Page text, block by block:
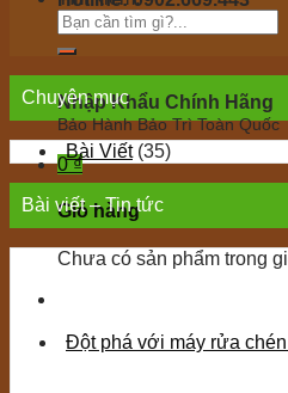
Tư vấn 24/7 miễn phí
Nhập Khẩu Chính Hãng
Bảo Hành Bảo Trì Toàn Quốc
0₫
Giỏ hàng
Chưa có sản phẩm trong
Chuyên mục
Bài Viết(35)
Bài viết – Tin tức
Đột phá với máy rửa